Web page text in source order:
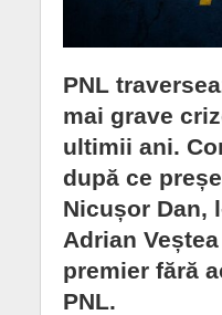
PNL
mai grave
ultimii ani.
după ce
Nicușor Dan,
Adrian
premier fără
PNL.